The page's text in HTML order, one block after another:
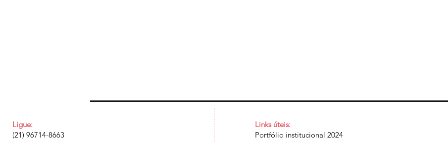
Ligue:
(21) 96714-8663
Links úteis:
Portfólio institucional 2024